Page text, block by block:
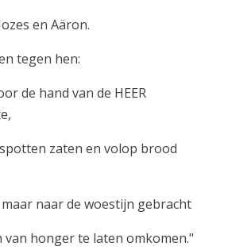
en Aäron.
tegen hen:
de hand van de HEER
zaten en volop brood
naar de woestijn gebracht
van honger te laten omkomen."